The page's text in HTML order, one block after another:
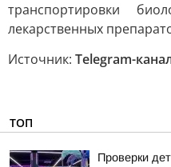
транспортировки
лекарственных
Источник: Telegram-
ТОП
Проверки